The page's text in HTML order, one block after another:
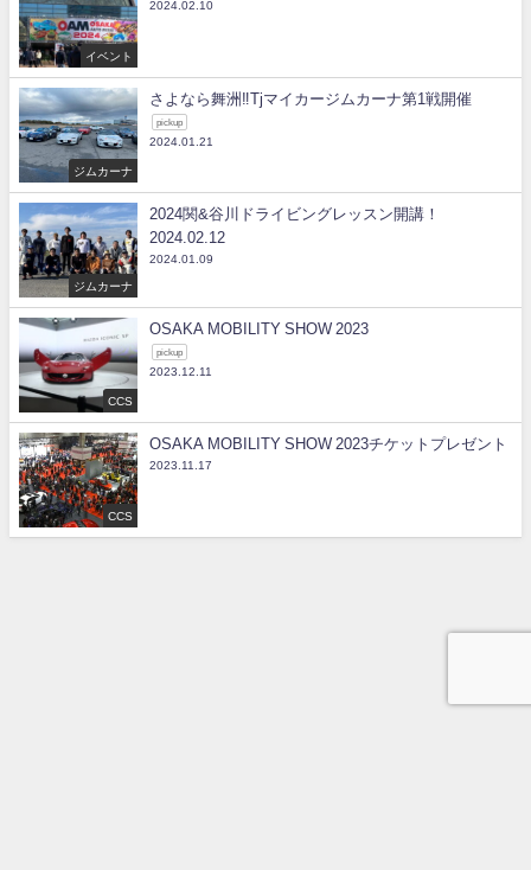
イベント
2024.02.10
ジムカーナ
さよなら舞洲‼Tjマイカージムカーナ第1戦開催
pickup
2024.01.21
ジムカーナ
2024関&谷川ドライビングレッスン開講！
2024.02.12
2024.01.09
CCS
OSAKA MOBILITY SHOW 2023
pickup
2023.12.11
CCS
OSAKA MOBILITY SHOW 2023チケットプレゼント
2023.11.17